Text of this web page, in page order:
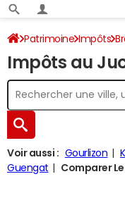
Patrimoine Impôts
Impôt sur le revenu
Impôts au
Voir aussi : Gourlizon
Guengat
Comparer